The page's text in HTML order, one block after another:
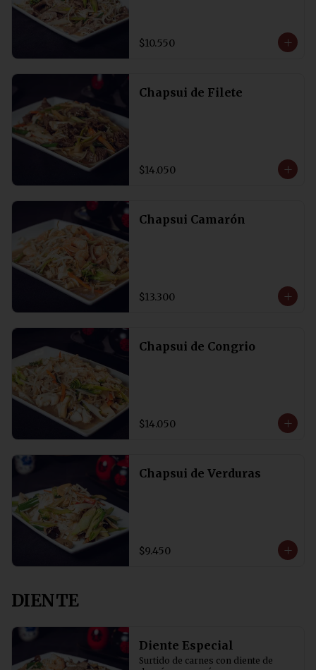
$10.550
Chapsui de Filete
$14.050
Chapsui Camarón
$13.300
Chapsui de Congrio
$14.050
Chapsui de Verduras
$9.450
DIENTE
Diente Especial
Surtido de carnes con diente de